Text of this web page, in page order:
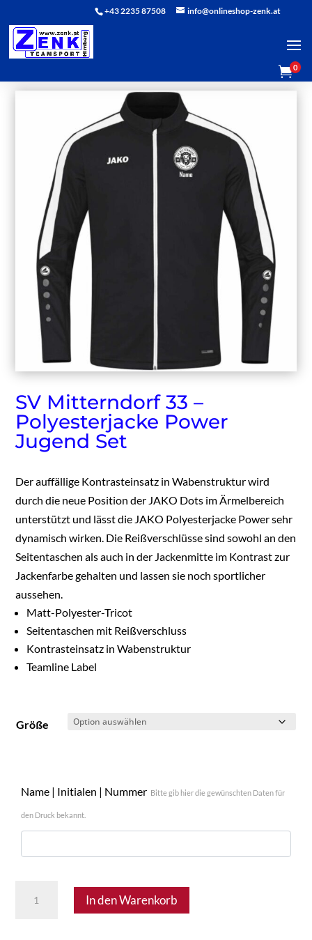
+43 2235 87508 info@onlineshop-zenk.at
0
SV Mitterndorf 33 –
Polyesterjacke Power
Jugend Set
Der auffällige Kontrasteinsatz in Wabenstruktur wird
durch die neue Position der JAKO Dots im Ärmelbereich
unterstützt und lässt die JAKO Polyesterjacke Power sehr
dynamisch wirken. Die Reißverschlüsse sind sowohl an den
Seitentaschen als auch in der Jackenmitte im Kontrast zur
Jackenfarbe gehalten und lassen sie noch sportlicher
aussehen.
Matt-Polyester-Tricot
Seitentaschen mit Reißverschluss
Kontrasteinsatz in Wabenstruktur
Teamline Label
Größe
Name | Initialen | Nummer Bitte gib hier die gewünschten Daten für
den Druck bekannt.
In den Warenkorb